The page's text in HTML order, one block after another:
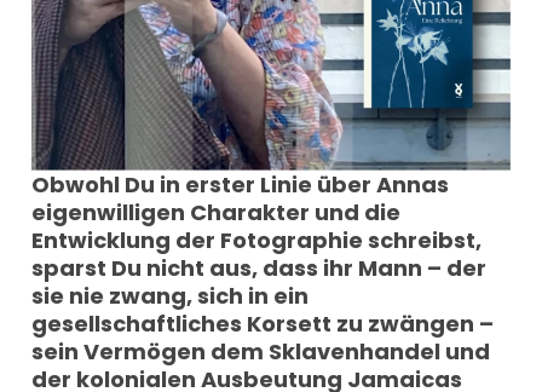
Obwohl Du in erster Linie über Annas
eigenwilligen Charakter und die
Entwicklung der Fotographie schreibst,
sparst Du nicht aus, dass ihr Mann – der
sie nie zwang, sich in ein
gesellschaftliches Korsett zu zwängen –
sein Vermögen dem Sklavenhandel und
der kolonialen Ausbeutung Jamaicas